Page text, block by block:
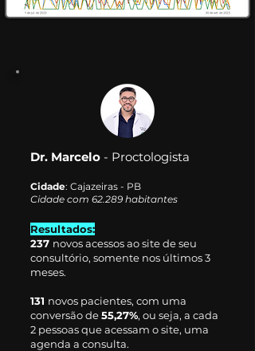
Dr. Marcelo - Proctologista
Cidade: Cajazeiras - PB
Cidade com 62.289 habitantes
Resultados:
237 novos acessos ao site de seu
consultório, somente nos últimos 3
meses.
131 novos pacientes, com uma
conversão de55,27%, ou seja, a cada
2 pessoas que acessam o site, uma
agenda a consulta.